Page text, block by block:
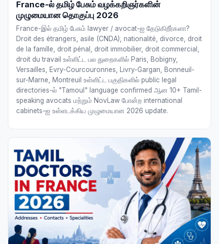
France-ல் தமிழ் பேசும் வழக்கறிஞர்களின்
முழுமையான தொகுப்பு 2026
France-இல் தமிழ் பேசும் lawyer / avocat-ஐ தேடுகிறீர்களா?
Droit des étrangers, asile (CNDA), nationalité, divorce, droit
de la famille, droit pénal, droit immobilier, droit commercial,
droit du travail உள்ளிட்ட பல துறைகளில் Paris, Bobigny,
Versailles, Evry-Courcouronnes, Livry-Gargan, Bonneuil-
sur-Marne, Montreuil உள்ளிட்ட பகுதிகளில் public legal
directories-ல் "Tamoul" language confirmed ஆன 10+ Tamil-
speaking avocats மற்றும் NovLaw போன்ற international
cabinets-ஐ உள்ளடக்கிய முழுமையான 2026 update.